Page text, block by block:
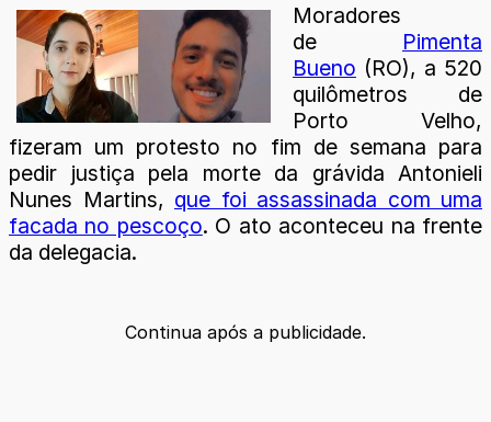
Moradores
de Pimenta
Bueno (RO), a 520
quilômetros de
Porto Velho,
fizeram um protesto no fim de semana para
pedir justiça pela morte da grávida Antonieli
Nunes Martins, que foi assassinada com uma
facada no pescoço. O ato aconteceu na frente
da delegacia.
Continua após a publicidade.